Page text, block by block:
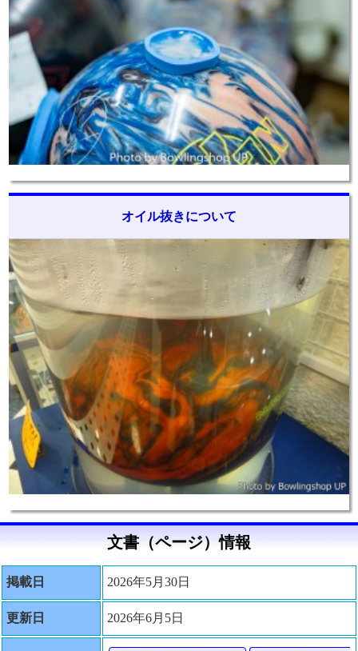
オイル抜きについて
文書（ページ）情報
掲載日 2026年5月30日
更新日 2026年6月5日